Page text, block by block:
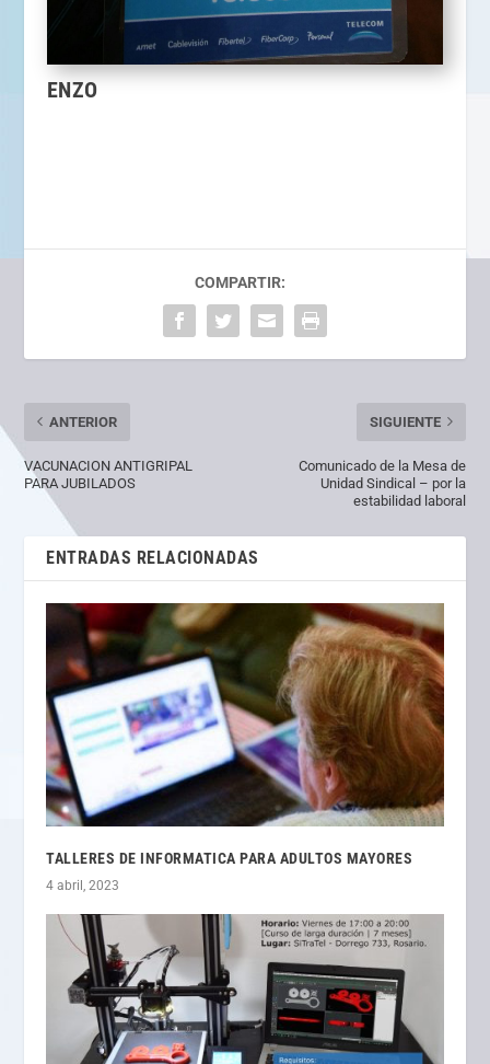
ENZO
COMPARTIR:
ANTERIOR
VACUNACION ANTIGRIPAL
PARA JUBILADOS
SIGUIENTE
Comunicado de la Mesa de
Unidad Sindical – por la
estabilidad laboral
ENTRADAS RELACIONADAS
TALLERES DE INFORMATICA PARA ADULTOS MAYORES
4 abril, 2023